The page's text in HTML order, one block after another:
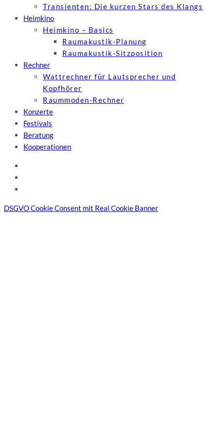
Transienten: Die kurzen Stars des Klangs
Heimkino
Heimkino – Basics
Raumakustik-Planung
Raumakustik-Sitzposition
Rechner
Wattrechner für Lautsprecher und
Kopfhörer
Raummoden-Rechner
Konzerte
Festivals
Beratung
Kooperationen
DSGVO Cookie Consent mit Real Cookie Banner